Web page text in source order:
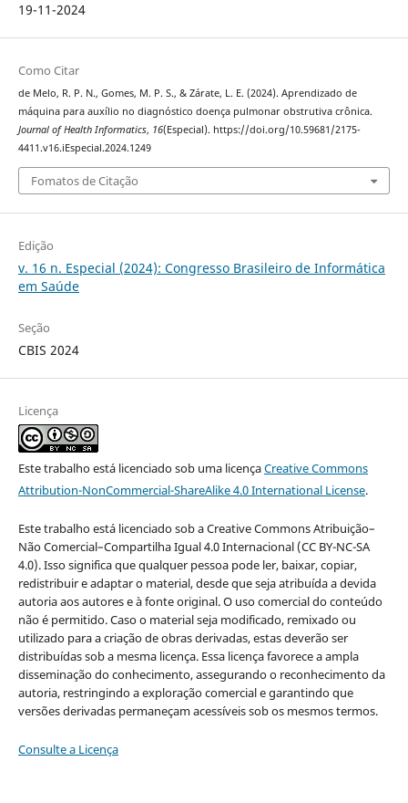
19-11-2024
Como Citar
de Melo, R. P. N., Gomes, M. P. S., & Zárate, L. E. (2024). Aprendizado de
máquina para auxílio no diagnóstico doença pulmonar obstrutiva crônica.
Journal of Health Informatics, 16(Especial). https://doi.org/10.59681/2175-
4411.v16.iEspecial.2024.1249
Fomatos de Citação
Edição
v. 16 n. Especial (2024): Congresso Brasileiro de Informática
em Saúde
Seção
CBIS 2024
Licença
Este trabalho está licenciado sob uma licençaCreative Commons
Attribution-NonCommercial-ShareAlike 4.0 International License.
Este trabalho está licenciado sob a Creative Commons Atribuição–
Não Comercial–Compartilha Igual 4.0 Internacional (CC BY-NC-SA
4.0). Isso significa que qualquer pessoa pode ler, baixar, copiar,
redistribuir e adaptar o material, desde que seja atribuída a devida
autoria aos autores e à fonte original. O uso comercial do conteúdo
não é permitido. Caso o material seja modificado, remixado ou
utilizado para a criação de obras derivadas, estas deverão ser
distribuídas sob a mesma licença. Essa licença favorece a ampla
disseminação do conhecimento, assegurando o reconhecimento da
autoria, restringindo a exploração comercial e garantindo que
versões derivadas permaneçam acessíveis sob os mesmos termos.
Consulte a Licença